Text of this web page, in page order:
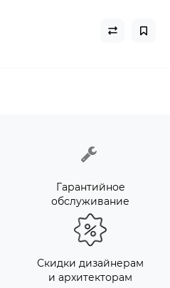
Гарантийное
обслуживание
Скидки дизайнерам
и архитекторам